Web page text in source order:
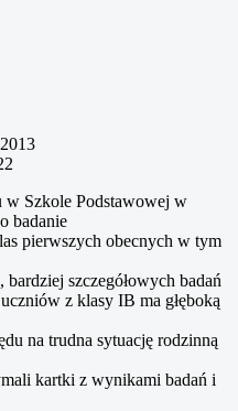
Szkole Podstawowej w
badanie
pierwszych obecnych w tym
szczegółowych badań
z klasy IB ma głęboką
na trudna sytuację rodzinną
kartki z wynikami badań i